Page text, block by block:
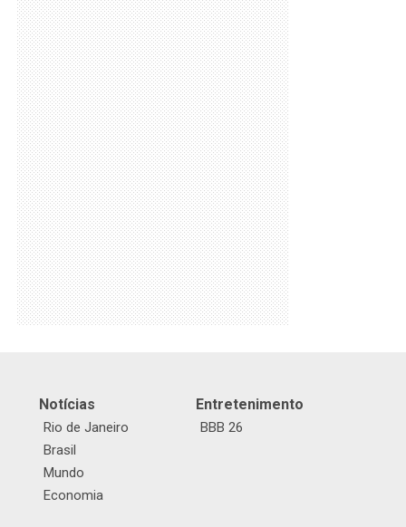
Notícias
Rio de Janeiro
Brasil
Mundo
Economia
Entretenimento
BBB 26